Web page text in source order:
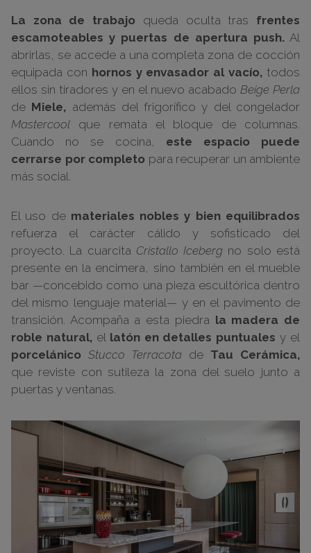
La zona de trabajo queda oculta tras frentes
escamoteables y puertas de apertura push.Al
abrirlas, se accede a una completa zona de cocción
equipada con hornos y envasador al vacío, todos
ellos sin tiradores y en el nuevo acabado Beige Perla
de Miele, además del frigorífico y del congelador
Mastercool que remata el bloque de columnas.
Cuando no se cocina, este espacio puede
cerrarse por completo para recuperar un ambiente
más social.
El uso de materiales nobles y bien equilibrados
refuerza el carácter cálido y sofisticado del
proyecto. La cuarcita Cristallo Iceberg no solo está
presente en la encimera, sino también en el mueble
bar —concebido como una pieza escultórica dentro
del mismo lenguaje material— y en el pavimento de
transición. Acompaña a esta piedra la madera de
roble natural,el latón en detalles puntuales y el
porcelánico Stucco Terracota de Tau Cerámica,
que reviste con sutileza la zona del suelo junto a
puertas y ventanas.